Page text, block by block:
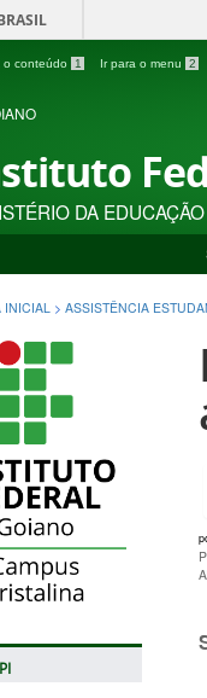
o conteúdo 1 Ir para o menu 2
DA EDUCAÇÃO
INICIAL > ASSISTÊNCIA